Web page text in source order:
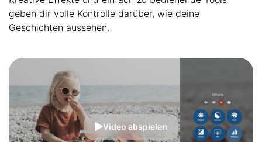
geben dir volle Kontrolle darüber, wie deine
Geschichten aussehen.
Video abspielen